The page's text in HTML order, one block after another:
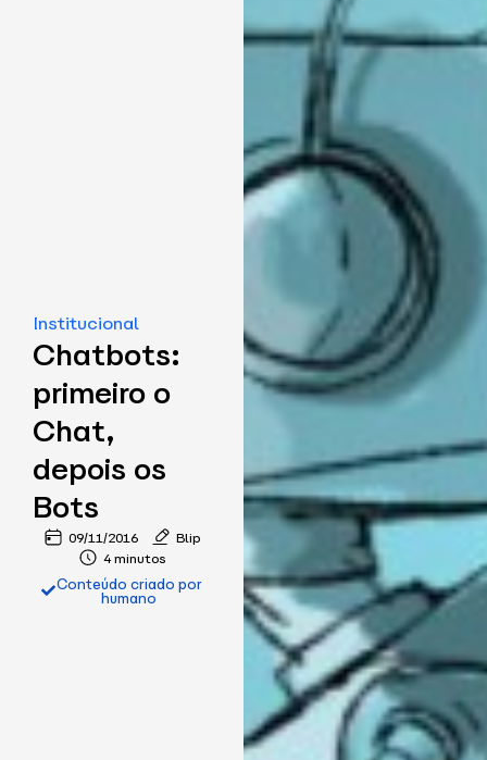
Institucional
Chatbots:
primeiro o
Chat,
depois os
Bots
09/11/2016
Blip
4 minutos
Conteúdo criado por
humano